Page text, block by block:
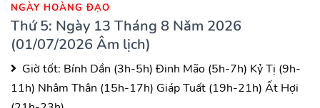
NGÀY HOÀNG ĐẠO
Thứ 5: Ngày 13 Tháng 8 Năm 2026
(01/07/2026 Âm lịch)
Giờ tốt: Bính Dần (3h-5h) Đinh Mão (5h-7h) Kỷ Tị (9h-
11h) Nhâm Thân (15h-17h) Giáp Tuất (19h-21h) Ất Hợi